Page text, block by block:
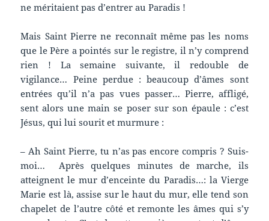
ne méritaient pas d’entrer au Paradis !
Mais Saint Pierre ne reconnaît même pas les noms
que le Père a pointés sur le registre, il n’y comprend
rien ! La semaine suivante, il redouble de
vigilance… Peine perdue : beaucoup d’âmes sont
entrées qu’il n’a pas vues passer… Pierre, affligé,
sent alors une main se poser sur son épaule : c’est
Jésus, qui lui sourit et murmure :
– Ah Saint Pierre, tu n’as pas encore compris ? Suis-
moi… Après quelques minutes de marche, ils
atteignent le mur d’enceinte du Paradis…: la Vierge
Marie est là, assise sur le haut du mur, elle tend son
chapelet de l’autre côté et remonte les âmes qui s’y